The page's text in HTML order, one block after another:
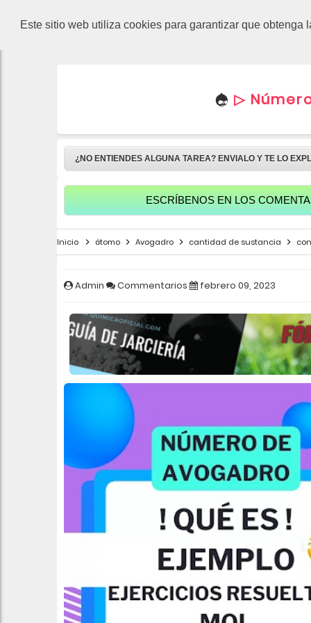
Este sitio web utiliza cookies para garantizar que obtenga
▷
¿NO ENTIENDES ALGUNA TAREA? ENVIALO Y TE LO
ESCRÍBENOS EN LOS COMENTARIOS
Inicio átomo Avogadro cantidad de sustancia
Admin Commentarios febrero 09, 2023